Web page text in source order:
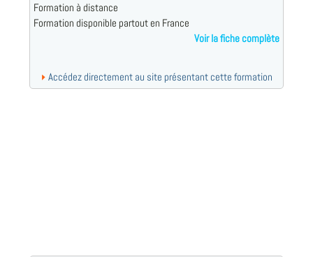
Formation à distance
Formation disponible partout en France
Voir la fiche complète
Accédez directement au site présentant cette formation